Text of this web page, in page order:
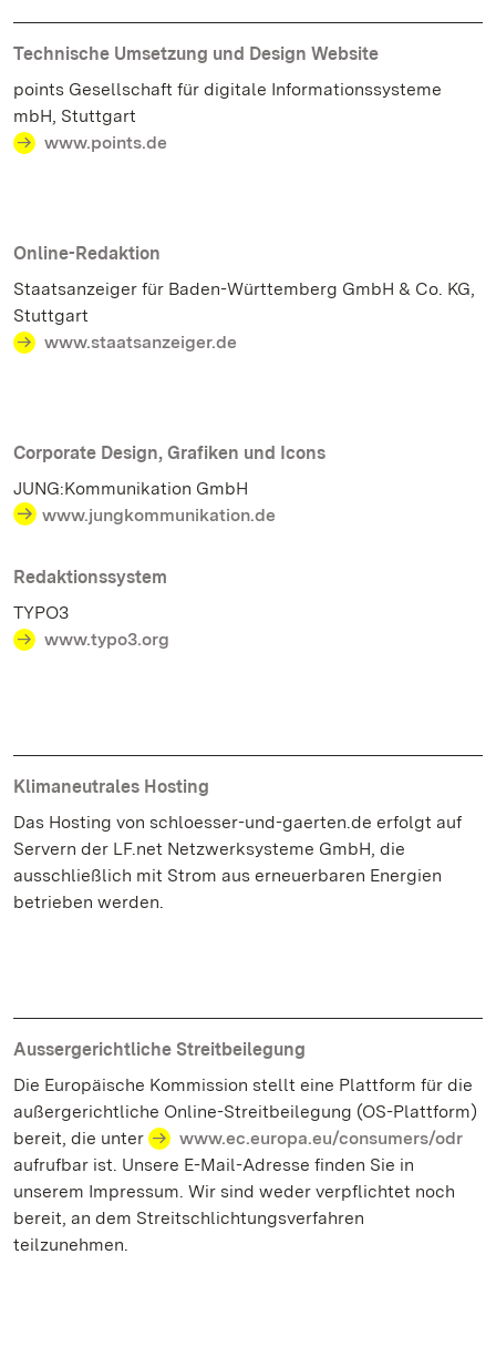
Technische Umsetzung und Design Website
points Gesellschaft für digitale Informationssysteme
mbH, Stuttgart
www.points.de
Online-Redaktion
Staatsanzeiger für Baden-Württemberg GmbH & Co. KG,
Stuttgart
www.staatsanzeiger.de
Corporate Design, Grafiken und Icons
JUNG:Kommunikation GmbH
www.jungkommunikation.de
Redaktionssystem
TYPO3
www.typo3.org
Klimaneutrales Hosting
Das Hosting von schloesser-und-gaerten.de erfolgt auf
Servern der LF.net Netzwerksysteme GmbH, die
ausschließlich mit Strom aus erneuerbaren Energien
betrieben werden.
Aussergerichtliche Streitbeilegung
Die Europäische Kommission stellt eine Plattform für die
außergerichtliche Online-Streitbeilegung (OS-Plattform)
bereit, die unter
www.ec.europa.eu/consumers/odr
aufrufbar ist. Unsere E-Mail-Adresse finden Sie in
unserem Impressum. Wir sind weder verpflichtet noch
bereit, an dem Streitschlichtungsverfahren
teilzunehmen.